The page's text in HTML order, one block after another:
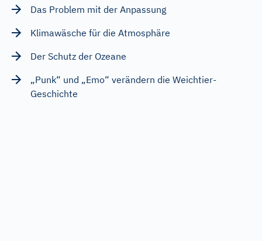
Das Problem mit der Anpassung
Klimawäsche für die Atmosphäre
Der Schutz der Ozeane
„Punk“ und „Emo“ verändern die Weichtier-
Geschichte